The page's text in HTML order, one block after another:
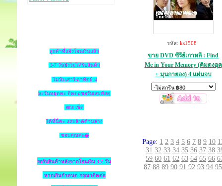
ลูกค้าที่แจ้งโอนเงินแล้ว
3-7 วันยังไม่ได้รับสินค้า
ไม่นับเสาร์-อาทิตย์ แ
ละวันหยุดค่ะ ติดต่อขอรับเลขพัสดุ
ems เช็ค
ได้ที่นี่ค่ะ แถบลิงค์ด้านล่าง
ขอบคุณค่ะ�
รอรับสินค้าหลังจากโอนเงิน 3-7 วัน
หากเกินกำหนด กรุณาติดต่อ
รหัส: ks1508
ขาย DVD ซีรีย์เกาหลี : Find
Me in Your Memory (คิมดงอุค
+ มุนกายอง) 4 แผ่นจบ
Page: 1 2 3 4 5 6 7 8 9 10
31 32 33 34 35 36 37 38
59 60 61 62 63 64 65 66
87 88 89 90 91 92 93 94 95